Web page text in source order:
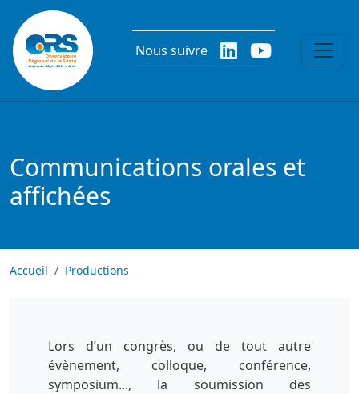
Aller au contenu principal
Nous suivre
Communications orales et
affichées
Accueil Productions
Lors d’un congrès, ou de tout autre
évènement, colloque, conférence,
symposium..., la soumission des